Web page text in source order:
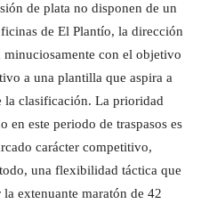
de plata no disponen de un
de El Plantío, la dirección
minuciosamente con el objetivo
a una plantilla que aspira a
la clasificación. La prioridad
en este periodo de traspasos es
carácter competitivo,
una flexibilidad táctica que
extenuante maratón de 42